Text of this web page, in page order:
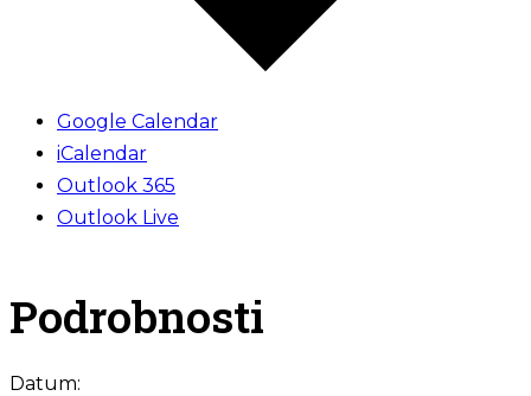
Google Calendar
iCalendar
Outlook 365
Outlook Live
Podrobnosti
Datum: